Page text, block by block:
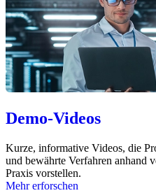
Demo-Videos
Kurze, informative Videos, die
und bewährte Verfahren anhand
Praxis vorstellen.
Mehr erforschen